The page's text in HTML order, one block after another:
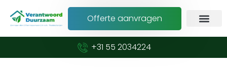
Offerte aanvragen
+31 55 2034224